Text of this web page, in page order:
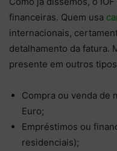
financeiras. Quem usa
internacionais,
detalhamento da fatura.
presente em outros
Compra ou venda de
Euro;
Empréstimos ou
residenciais);